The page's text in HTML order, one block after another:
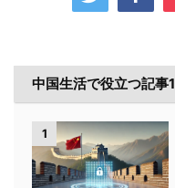
中国生活で役立つ記事
1